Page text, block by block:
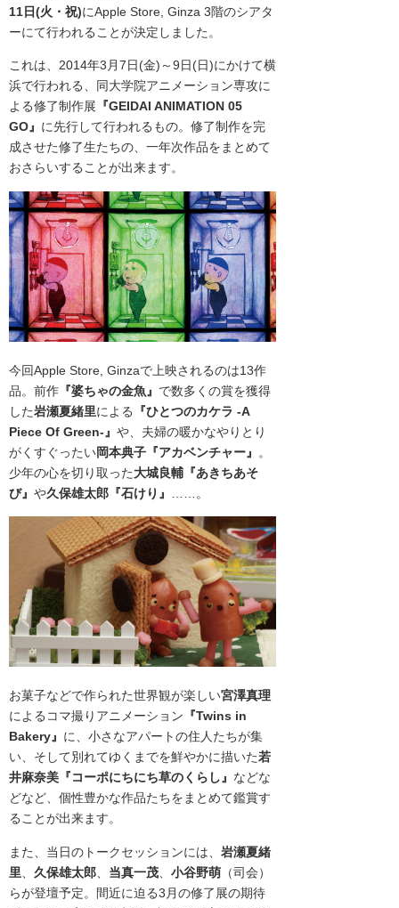
11日(火・祝)にApple Store, Ginza 3階のシアタ
ーにて行われることが決定しました。
これは、2014年3月7日(金)～9日(日)にかけて横
浜で行われる、同大学院アニメーション専攻に
よる修了制作展 『GEIDAI ANIMATION 05
GO』 に先行して行われるもの。修了制作を完
成させた修了生たちの、一年次作品をまとめて
おさらいすることが出来ます。
今回Apple Store, Ginzaで上映されるのは13作
品。前作 『婆ちゃの金魚』 で数多くの賞を獲得
した岩瀬夏緒里による
『ひとつのカケラ -A
Piece Of Green-』 や、夫婦の暖かなやりとり
がくすぐったい岡本典子 『アカベンチャー』
。
少年の心を切り取った大城良輔『あきちあそ
び』 や久保雄太郎『石けり』 ……。
お菓子などで作られた世界観が楽しい宮澤真理
によるコマ撮りアニメーション 『Twins in
Bakery』 に、小さなアパートの住人たちが集
い、そして別れてゆくまでを鮮やかに描いた若
井麻奈美『コーポにちにち草のくらし』 などな
どなど、個性豊かな作品たちをまとめて鑑賞す
ることが出来ます。
また、当日のトークセッションには、 岩瀬夏緒
里
久保雄太郎 当真一茂 小谷野萌 （司会）
らが登壇予定。間近に迫る3月の修了展の期待